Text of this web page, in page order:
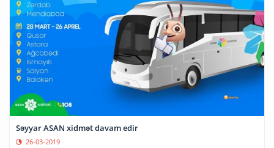
Səyyar ASAN xidmət davam edir
26-03-2019